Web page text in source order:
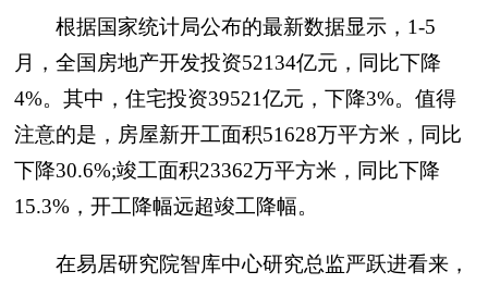
根据国家统计局公布的最新数据显示，1-5
月，全国房地产开发投资52134亿元，同比下降
4%。其中，住宅投资39521亿元，下降3%。值得
注意的是，房屋新开工面积51628万平方米，同比
下降30.6%;竣工面积23362万平方米，同比下降
15.3%，开工降幅远超竣工降幅。
在易居研究院智库中心研究总监严跃进看来，